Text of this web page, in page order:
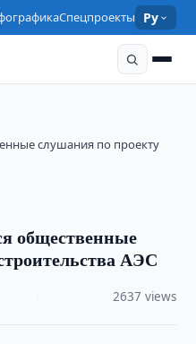
Спецпроекты Ру
слушания по проекту
общественные
АЭС
2637 views